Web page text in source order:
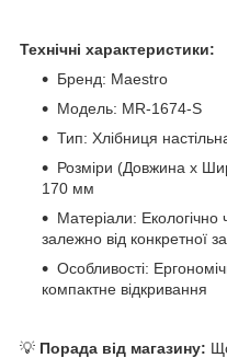
Технічні характеристики:
Бренд: Maestro
Модель: MR-1674-S
Тип: Хлібниця
Розміри (Довжина х
170 мм
Матеріали: Екологічно
залежно від конкретної
Особливості:
компактне відкривання
💡 Порада від магазину: